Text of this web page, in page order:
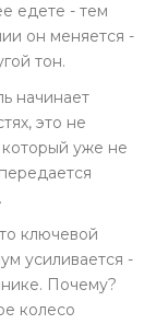
едете - тем
он меняется -
тон.
начинает
это не
уже не
ключевой
усиливается -
Почему?
колесо